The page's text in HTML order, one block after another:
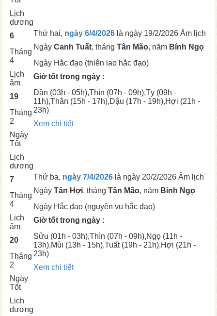
Lịch
dương
6
Tháng
4
Lịch
âm
19
Tháng
2
Ngày
Tốt
Thứ hai, ngày 6/4/2026 là ngày 19/2/2026 Âm lịch
Ngày Canh Tuất, tháng Tân Mão, năm Bính Ngọ
Ngày Hắc đạo (thiên lao hắc đạo)
Giờ tốt trong ngày :
Dần (03h - 05h),Thìn (07h - 09h),Tỵ (09h -
11h),Thân (15h - 17h),Dậu (17h - 19h),Hợi (21h -
23h)
Xem chi tiết
Lịch
dương
7
Tháng
4
Lịch
âm
20
Tháng
2
Ngày
Tốt
Thứ ba, ngày 7/4/2026 là ngày 20/2/2026 Âm lịch
Ngày Tân Hợi, tháng Tân Mão, năm Bính Ngọ
Ngày Hắc đạo (nguyên vu hắc đạo)
Giờ tốt trong ngày :
Sửu (01h - 03h),Thìn (07h - 09h),Ngọ (11h -
13h),Mùi (13h - 15h),Tuất(19h - 21h),Hợi (21h -
23h)
Xem chi tiết
Lịch
dương